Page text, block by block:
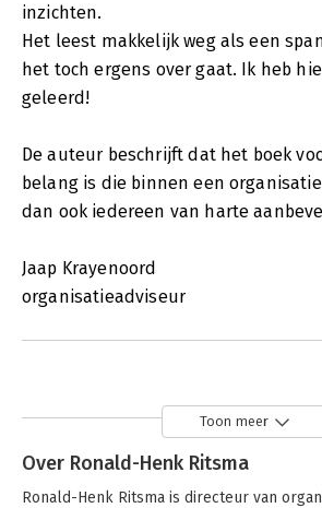
inzichten.
Het leest makkelijk weg als een
het toch ergens over gaat. Ik heb
geleerd!
De auteur beschrijft dat het boek
belang is die binnen een
dan ook iedereen van harte
Jaap Krayenoord
organisatieadviseur
Toon meer
Over Ronald-Henk Ritsma
Ronald-Henk Ritsma is directeur van